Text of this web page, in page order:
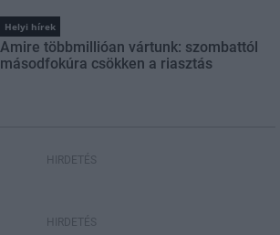
Helyi hírek
Amire többmillióan vártunk: szombattól
másodfokúra csökken a riasztás
HIRDETÉS
HIRDETÉS